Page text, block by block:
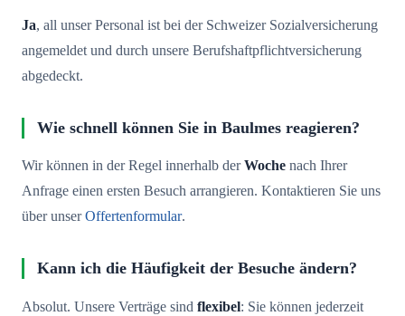
Ja, all unser Personal ist bei der Schweizer Sozialversicherung
angemeldet und durch unsere Berufshaftpflichtversicherung
abgedeckt.
Wie schnell können Sie in Baulmes reagieren?
Wir können in der Regel innerhalb derWoche nach Ihrer
Anfrage einen ersten Besuch arrangieren. Kontaktieren Sie uns
über unserOffertenformular.
Kann ich die Häufigkeit der Besuche ändern?
Absolut. Unsere Verträge sind flexibel: Sie können jederzeit